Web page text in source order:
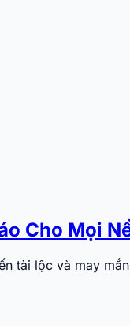
Cho Mọi
tài lộc và may